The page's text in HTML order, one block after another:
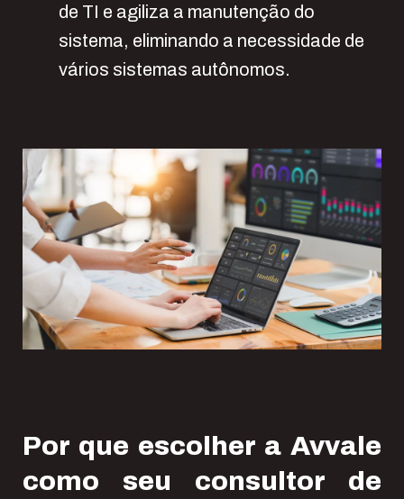
de TI e agiliza a manutenção do
sistema, eliminando a necessidade de
vários sistemas autônomos.
Por que escolher a Avvale
como seu consultor de